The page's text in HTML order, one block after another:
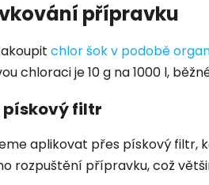
přípravku
chlor šok v podobě
chloraci je 10 g na 1000 l,
pískový filtr
aplikovat přes pískový filtr,
rozpuštění přípravku, což